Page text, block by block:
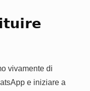
vivamente di
e iniziare a